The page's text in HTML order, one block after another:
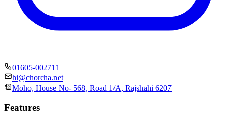
01605-002711
hi@chorcha.net
Moho, House No- 568, Road 1/A, Rajshahi 6207
Features